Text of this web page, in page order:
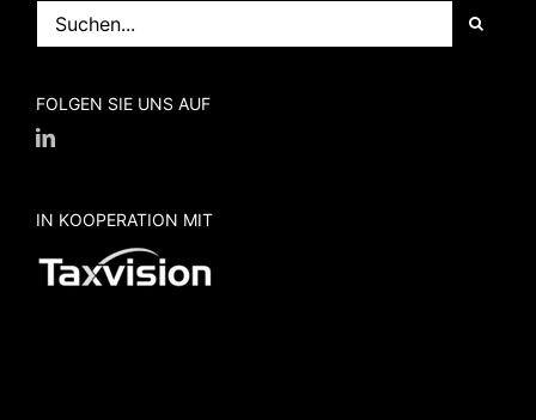
nach:
FOLGEN SIE UNS AUF
IN KOOPERATION MIT